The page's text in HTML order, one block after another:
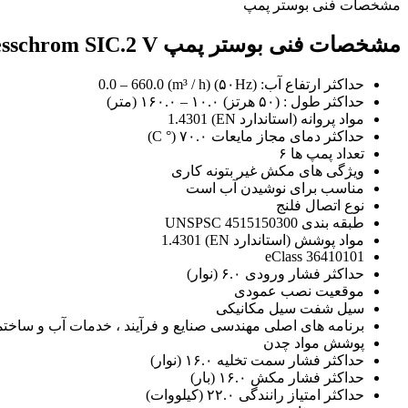
مشخصات فنی بوستر پمپ
مشخصات فنی بوستر پمپ Surpresschrom SIC.2 V
حداکثر ارتفاع آب: (۵۰Hz) 0.0 – 660.0 (m³ / h)
حداکثر طول : (۵۰ هرتز) ۱۰.۰ – ۱۶۰.۰ (متر)
مواد پروانه (استاندارد EN) 1.4301
حداکثر دمای مجاز مایعات ۷۰.۰ (° C)
تعداد پمپ ها ۶
ویژگی های مکش غیر بتونه کاری
مناسب برای نوشیدن آب است
نوع اتصال فلنج
طبقه بندی UNSPSC 4515150300
مواد پوشش (استاندارد EN) 1.4301
eClass 36410101
حداکثر فشار ورودی ۶.۰ (نوار)
موقعیت نصب عمودی
سیل شفت سیل مکانیکی
برنامه های اصلی مهندسی صنایع و فرآیند ، خدمات آب و
پوشش مواد چدن
حداکثر فشار سمت تخلیه ۱۶.۰ (نوار)
حداکثر فشار مکش ۱۶.۰ (بار)
حداکثر امتیاز رانندگی ۲۲.۰ (کیلووات)